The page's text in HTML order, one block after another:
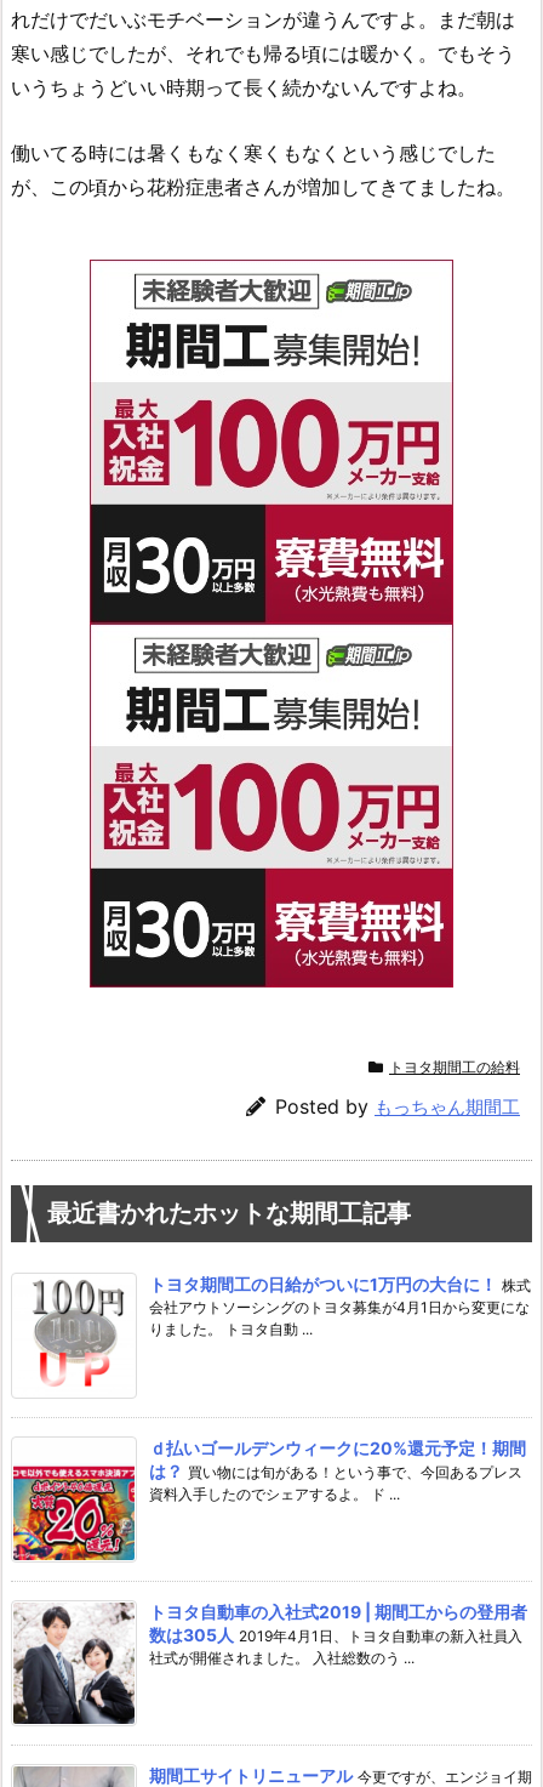
れだけでだいぶモチベーションが違うんですよ。まだ朝は
寒い感じでしたが、それでも帰る頃には暖かく。でもそう
いうちょうどいい時期って長く続かないんですよね。
働いてる時には暑くもなく寒くもなくという感じでした
が、この頃から花粉症患者さんが増加してきてましたね。
トヨタ期間工の給料
Posted by もっちゃん期間工
最近書かれたホットな期間工記事
トヨタ期間工の日給がついに1万円の大台に！ 株式
会社アウトソーシングのトヨタ募集が4月1日から変更にな
りました。 トヨタ自動 ...
ｄ払いゴールデンウィークに20%還元予定！期間
は？ 買い物には旬がある！という事で、今回あるプレス
資料入手したのでシェアするよ。 ド ...
トヨタ自動車の入社式2019 | 期間工からの登用者
数は305人 2019年4月1日、トヨタ自動車の新入社員入
社式が開催されました。 入社総数のう ...
期間工サイトリニューアル 今更ですが、エンジョイ期